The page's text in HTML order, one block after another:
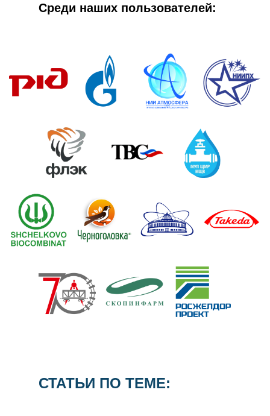
Среди наших пользователей:
СТАТЬИ ПО ТЕМЕ: